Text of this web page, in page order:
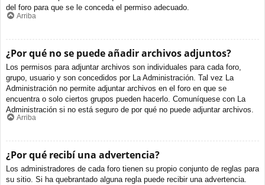
del foro para que se le conceda el permiso adecuado.
Arriba
¿Por qué no se puede añadir archivos adjuntos?
Los permisos para adjuntar archivos son individuales para cada foro,
grupo, usuario y son concedidos por La Administración. Tal vez La
Administración no permite adjuntar archivos en el foro en que se
encuentra o solo ciertos grupos pueden hacerlo. Comuníquese con La
Administración si no está seguro de por qué no puede adjuntar archivos.
Arriba
¿Por qué recibí una advertencia?
Los administradores de cada foro tienen su propio conjunto de reglas para
su sitio. Si ha quebrantado alguna regla puede recibir una advertencia.